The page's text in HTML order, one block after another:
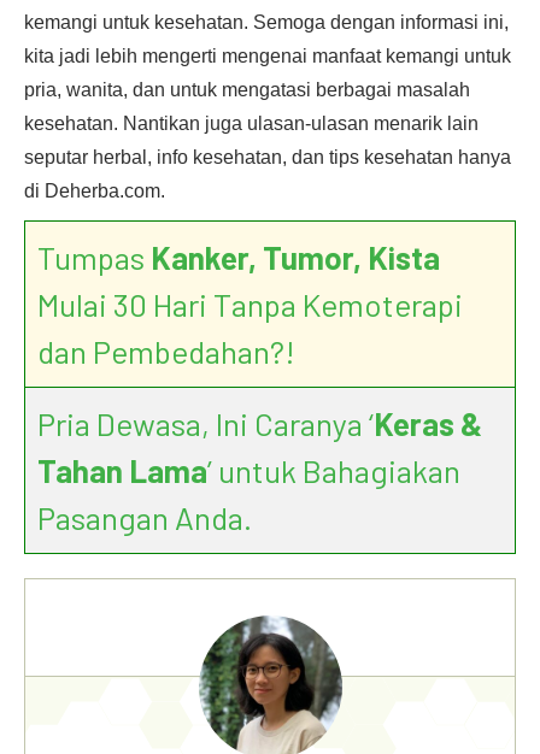
kemangi untuk kesehatan. Semoga dengan informasi ini,
kita jadi lebih mengerti mengenai manfaat kemangi untuk
pria, wanita, dan untuk mengatasi berbagai masalah
kesehatan. Nantikan juga ulasan-ulasan menarik lain
seputar herbal, info kesehatan, dan tips kesehatan hanya
di Deherba.com.
Tumpas Kanker, Tumor, Kista
Mulai 30 Hari Tanpa Kemoterapi
dan Pembedahan?!
Pria Dewasa, Ini Caranya ‘Keras &
Tahan Lama’ untuk Bahagiakan
Pasangan Anda.